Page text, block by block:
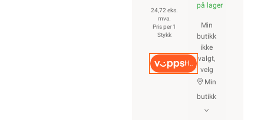
24,72 eks.
mva.
Pris per 1
Stykk
Hurtigkasse
på lager
Min
butikk
ikke
valgt,
velg
Min
butikk